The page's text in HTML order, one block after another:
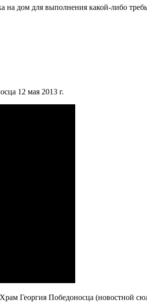
дом для выполнения какой-либо
12 мая 2013 г.
Георгия Победоносца (новостной